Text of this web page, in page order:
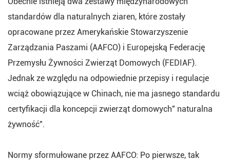
standardów dla naturalnych ziaren, które zostały
opracowane przez Amerykańskie Stowarzyszenie
Zarządzania Paszami (AAFCO) i Europejską Federację
Przemysłu Żywności Zwierząt Domowych (FEDIAF).
Jednak ze względu na odpowiednie przepisy i regulacje
wciąż obowiązujące w Chinach, nie ma jasnego standardu
certyfikacji dla koncepcji zwierząt domowych" naturalna
żywność".
Normy sformułowane przez AAFCO: Po pierwsze, tak